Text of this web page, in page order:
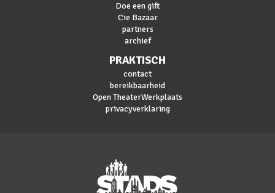
Doe een gift
Cie Bazaar
partners
archief
PRAKTISCH
contact
bereikbaarheid
Open TheaterWerkplaats
privacyverklaring